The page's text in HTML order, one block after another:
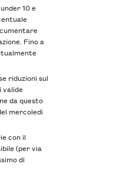
10 e
Fino a
riduzioni sul
valide
da questo
mercoledì
con il
(per via
di